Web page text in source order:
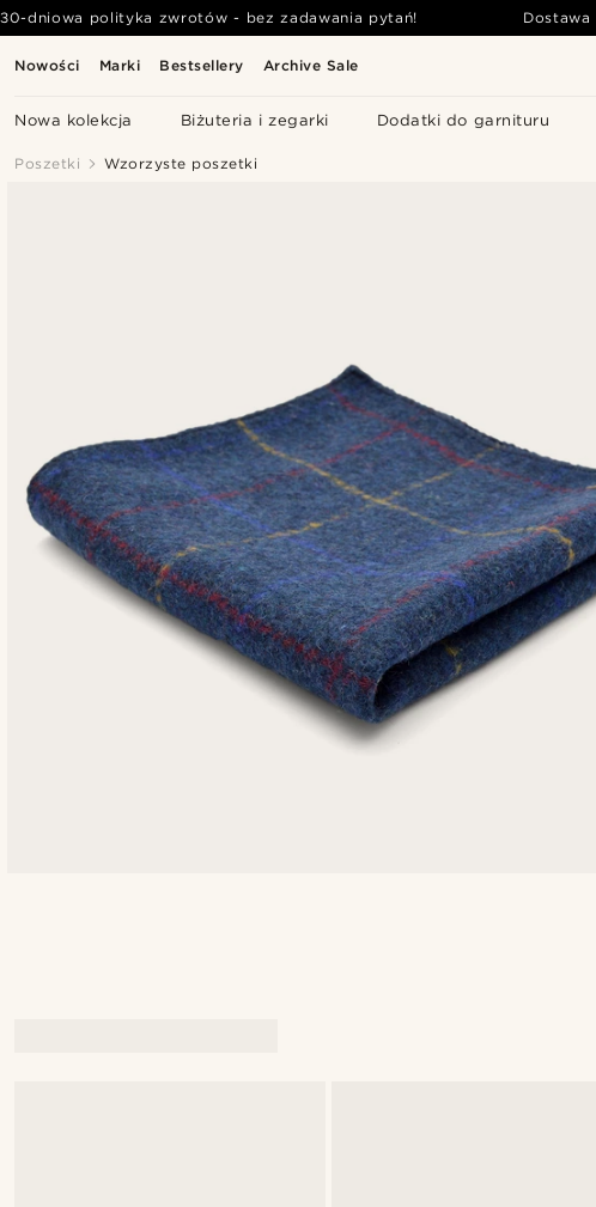
Nowości Marki Bestsellery Archive Sale
Nowa kolekcja Biżuteria i zegarki Dodatki do garnituru
30-dniowa polityka zwrotów - bez zadawania pytań! Dostawa
Poszetki Wzorzyste poszetki